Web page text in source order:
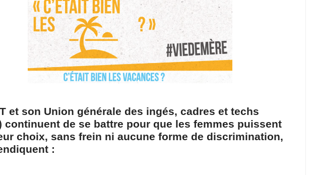
et son Union générale des ingés, cadres et techs
continuent de se battre pour que les femmes puissent
choix, sans frein ni aucune forme de discrimination,
: